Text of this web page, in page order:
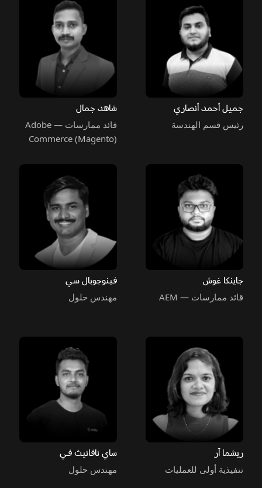
جميل أحمد أنصاري
رئيس قسم الهندسة
شاهد جمال
قائد ممارسات — Adobe
Commerce (Magento)
جاينكا غوش
قائد ممارسات — AEM
فينوجوبال سي
مهندس حلول
ريشما آر
تنفيذية أولى للعمليات
ساي نافانيث في
مهندس حلول